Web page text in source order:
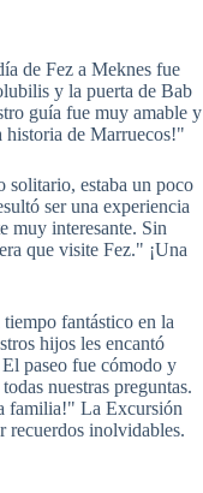
de Fez a Meknes fue
y la puerta de Bab
guía fue muy amable y
historia de Marruecos!"
solitario, estaba un poco
ser una experiencia
muy interesante. Sin
que visite Fez." ¡Una
fantástico en la
hijos les encantó
paseo fue cómodo y
nuestras preguntas.
familia!" La Excursión
recuerdos inolvidables.